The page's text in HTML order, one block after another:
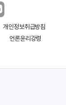
개인정보취급방침
언론윤리강령